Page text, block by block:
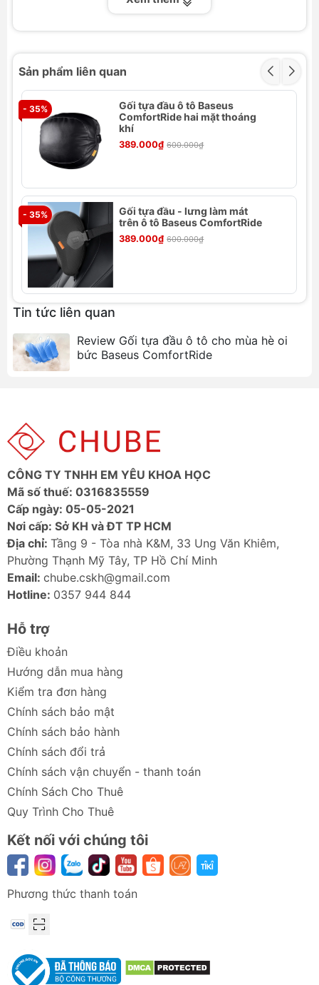
Thông số kỹ thuật
Thương hiệu: Baseus
Tên sản phẩm: Baseus ComfortRide Series Car
Lumbar Pillow
Số hiệu: BS-CZ009
Màu sắc: Xám, Cam
Trọng lượng: ~550g
Tính Năng Gối Tựa Cho Xe Ô Tô Baseus
ComfortRide Series Car Headrest /
Lumbar Pillow
Tạo cảm giác thoải mái khi lái xe: Gối tựa
Baseus ComfortRide Series được thiết kế để
mang lại sự thoải mái tối đa cho người lái xe,
đặc biệt hữu ích khi lái xe trong thời gian dài.
Bảo vệ và hỗ trợ cổ: Gối tựa hỗ trợ tốt hơn
cho cổ, giúp giảm bớt căng thẳng và mệt mỏi
khi lái xe.
Giảm áp lực cho thắt lưng: Đa hỗ trợ, giúp
giảm áp lực cho phần thắt lưng, hỗ trợ chống
lớp vải thoáng khí, mang lại cảm giác mát mẻ
và thoải mái khi sử dụng.
Độ bền cao: Sợi chất lượng cao cho độ bền
lâu hơn, đảm bảo gối tựa có thể sử dụng trong
thời gian dài mà không bị hư hỏng.
Ứng dụng đa năng: Không chỉ sử dụng trên xe
hơi, gối tựa Baseus ComfortRide Series còn có
thể ứng dụng tại văn phòng làm việc, mang lại
sự tiện dụng và thoải mái trong nhiều môi
trường khác nhau.
hai màu sắc để lựa chọn, giúp bạn dễ dàng
làm việc của mình.
Sản phẩm liên quan
- 35%
Gối tựa đầu ô tô Baseus
ComfortRide hai mặt thoáng
khí
389.000₫ 600.000₫
- 35%
Gối tựa đầu - lưng làm mát
trên ô tô Baseus ComfortRide
389.000₫ 600.000₫
Tin tức liên quan
Review Gối tựa đầu ô tô cho mùa hè oi
bức Baseus ComfortRide
CÔNG TY TNHH EM YÊU KHOA HỌC
Mã số thuế: 0316835559
Cấp ngày: 05-05-2021
Nơi cấp: Sở KH và ĐT TP HCM
Địa chỉ: Tầng 9 - Tòa nhà K&M, 33 Ung Văn Khiêm,
Phường Thạnh Mỹ Tây, TP Hồ Chí Minh
Email: chube.cskh@gmail.com
Hotline: 0357 944 844
Hỗ trợ
Điều khoản
Hướng dẫn mua hàng
Kiểm tra đơn hàng
Chính sách bảo mật
Chính sách bảo hành
Chính sách đổi trả
Chính sách vận chuyển - thanh toán
Chính Sách Cho Thuê
Quy Trình Cho Thuê
Kết nối với chúng tôi
Phương thức thanh toán